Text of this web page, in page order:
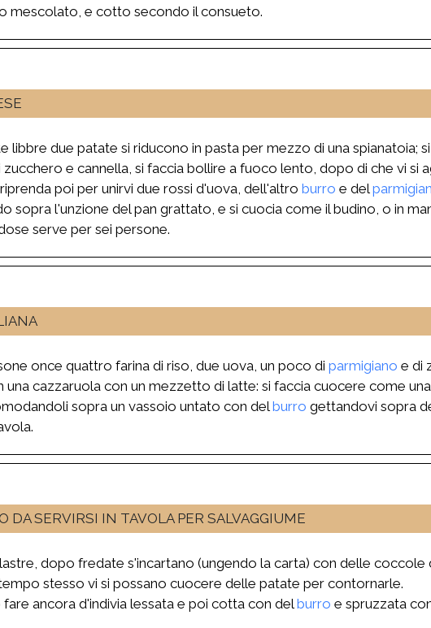
mescolato, e cotto secondo il consueto.
libbre due patate si riducono in pasta per mezzo di una spianatoia;
e cannella, si faccia bollire a fuoco lento, dopo di che vi si
poi per unirvi due rossi d'uova, dell'altro burro e del
sopra l'unzione del pan grattato, e si cuocia come il budino, o in
serve per sei persone.
once quattro farina di riso, due uova, un poco di parmigiano e di
una cazzaruola con un mezzetto di latte: si faccia cuocere come
sopra un vassoio untato con delburro gettandovi sopra
DA SERVIRSI IN TAVOLA PER SALVAGGIUME
dopo fredate s'incartano (ungendo la carta) con delle
stesso vi si possano cuocere delle patate per contornarle.
ancora d'indivia lessata e poi cotta con delburro e spruzzata